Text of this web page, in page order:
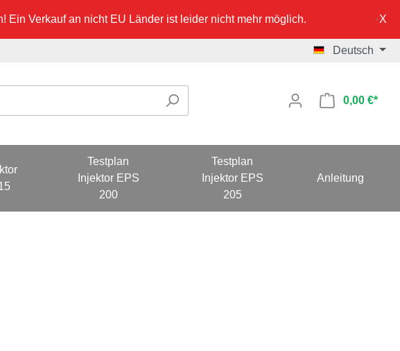
Verkauf an nicht EU Länder ist leider nicht mehr möglich.
Deutsch
0,00 €*
Testplan
Injektor EPS
200
Testplan
Injektor EPS
205
Anleitung